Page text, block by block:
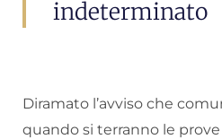
indeterminato
Diramato l’avviso che
quando si terranno le